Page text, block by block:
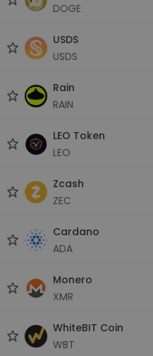
DOGE
USDS
USDS
Rain
RAIN
LEO Token
LEO
Zcash
ZEC
Cardano
ADA
Monero
XMR
WhiteBIT Coin
WBT